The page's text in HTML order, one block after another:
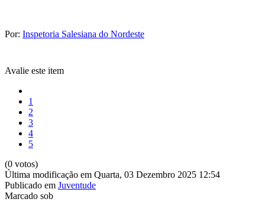
Por: Inspetoria Salesiana do Nordeste
Avalie este item
1
2
3
4
5
(0 votos)
Última modificação em Quarta, 03 Dezembro 2025 12:54
Publicado em Juventude
Marcado sob